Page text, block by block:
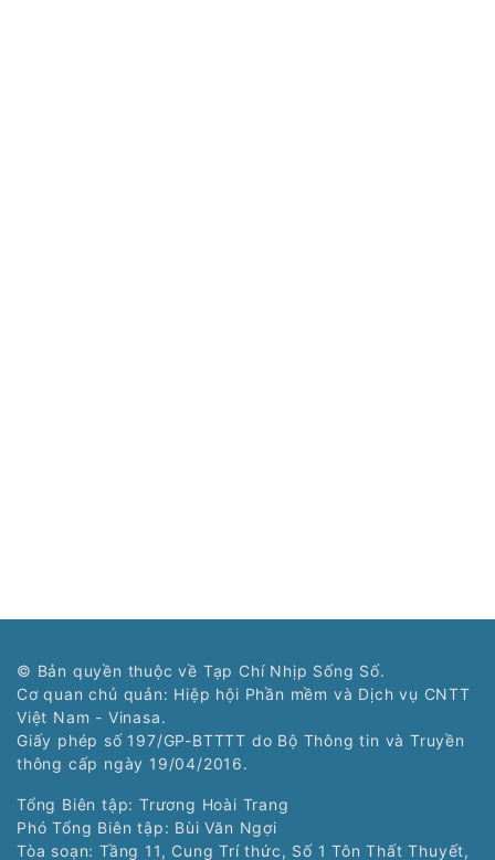
© Bản quyền thuộc về Tạp Chí Nhịp Sống Số.
Cơ quan chủ quản: Hiệp hội Phần mềm và Dịch vụ CNTT
Việt Nam - Vinasa.
Giấy phép số 197/GP-BTTTT do Bộ Thông tin và Truyền
thông cấp ngày 19/04/2016.
Tổng Biên tập: Trương Hoài Trang
Phó Tổng Biên tập: Bùi Văn Ngợi
Tòa soạn: Tầng 11, Cung Trí thức, Số 1 Tôn Thất Thuyết,